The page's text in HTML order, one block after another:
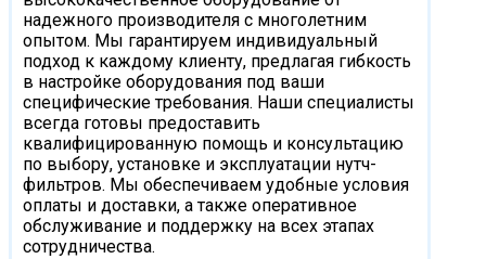
надежного производителя с многолетним
опытом. Мы гарантируем индивидуальный
подход к каждому клиенту, предлагая гибкость
в настройке оборудования под ваши
специфические требования. Наши специалисты
всегда готовы предоставить
квалифицированную помощь и консультацию
по выбору, установке и эксплуатации нутч-
фильтров. Мы обеспечиваем удобные условия
оплаты и доставки, а также оперативное
обслуживание и поддержку на всех этапах
сотрудничества.